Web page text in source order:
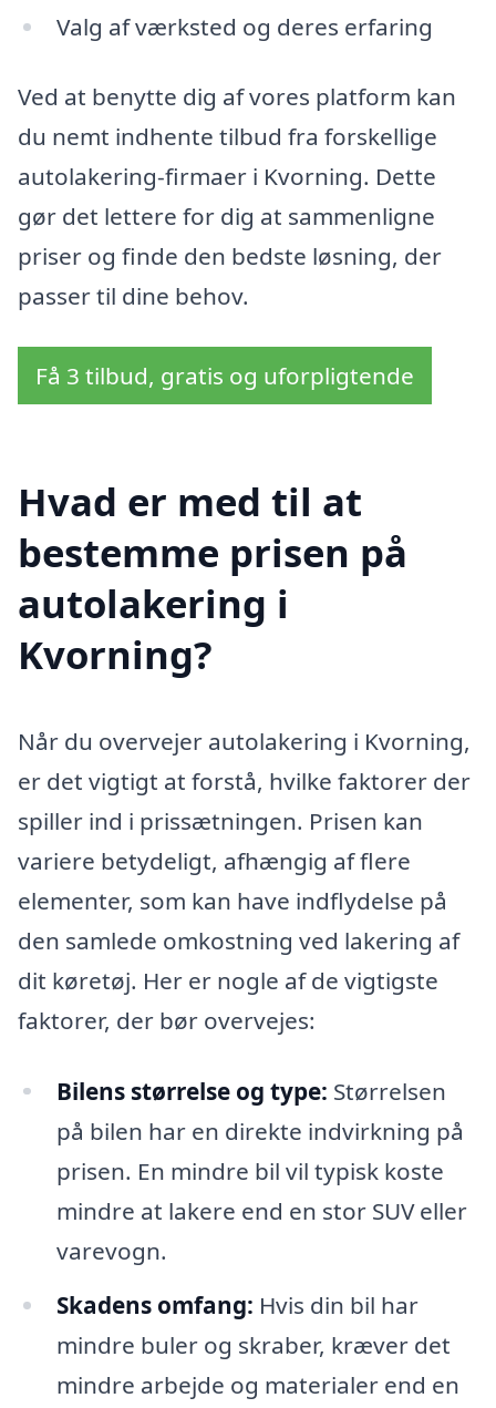
Valg af værksted og deres erfaring
Ved at benytte dig af vores platform kan
du nemt indhente tilbud fra forskellige
autolakering-firmaer i Kvorning. Dette
gør det lettere for dig at sammenligne
priser og finde den bedste løsning, der
passer til dine behov.
Få 3 tilbud, gratis og uforpligtende
Hvad er med til at
bestemme prisen på
autolakering i
Kvorning?
Når du overvejer autolakering i Kvorning,
er det vigtigt at forstå, hvilke faktorer der
spiller ind i prissætningen. Prisen kan
variere betydeligt, afhængig af flere
elementer, som kan have indflydelse på
den samlede omkostning ved lakering af
dit køretøj. Her er nogle af de vigtigste
faktorer, der bør overvejes:
Bilens størrelse og type: Størrelsen
på bilen har en direkte indvirkning på
prisen. En mindre bil vil typisk koste
mindre at lakere end en stor SUV eller
varevogn.
Skadens omfang: Hvis din bil har
mindre buler og skraber, kræver det
mindre arbejde og materialer end en